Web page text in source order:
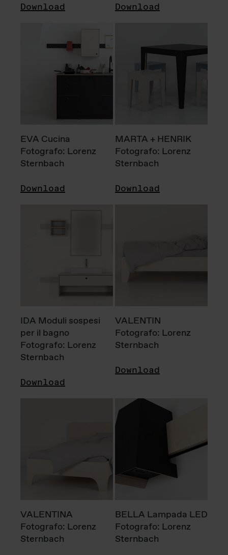
Download Download
EVA Cucina
Fotografo: Lorenz
Sternbach
Download
MARTA + HENRIK
Fotografo: Lorenz
Sternbach
Download
IDA Moduli sospesi
per il bagno
Fotografo: Lorenz
Sternbach
Download
VALENTIN
Fotografo: Lorenz
Sternbach
Download
VALENTINA
Fotografo: Lorenz
Sternbach
BELLA Lampada LED
Fotografo: Lorenz
Sternbach